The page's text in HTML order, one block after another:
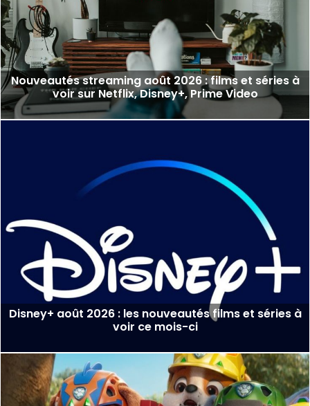
Nouveautés streaming août 2026 : films et séries à
voir sur Netflix, Disney+, Prime Video
Disney+ août 2026 : les nouveautés films et séries à
voir ce mois-ci